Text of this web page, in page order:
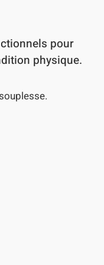
pour
physique.